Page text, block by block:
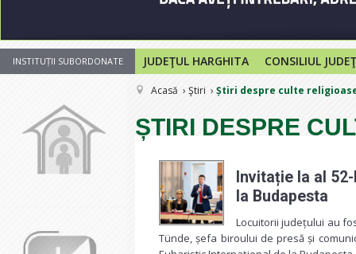
12
INSTITUȚII SUBORDONATE JUDEŢUL HARGHITA CONSILIUL
Acasă Ştiri Știri despre culte
ȘTIRI DESPRE
Invitație la al
la Budapesta
Locuitorii județului au
Tünde, șefa biroului de presă și